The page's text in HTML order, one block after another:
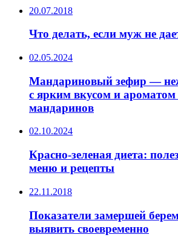
20.07.2018
Что делать, если муж не
02.05.2024
Мандариновый зефир —
с ярким вкусом и ароматом
мандаринов
02.10.2024
Красно-зеленая диета:
меню и рецепты
22.11.2018
Показатели замершей
выявить своевременно